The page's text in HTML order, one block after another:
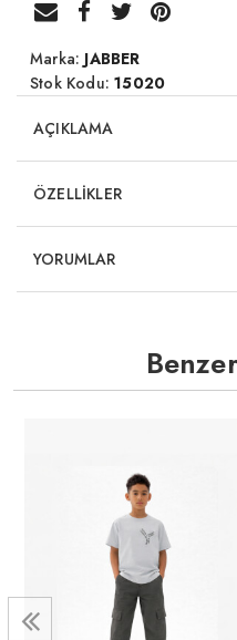
Marka:JABBER
Stok Kodu:15020
AÇIKLAMA
ÖZELLİKLER
YORUMLAR